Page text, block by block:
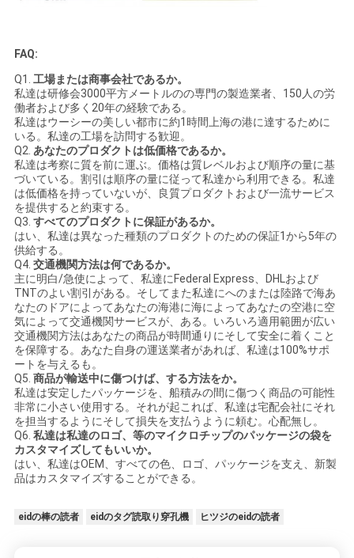
FAQ:
Q1. 工場または商事会社であるか。
私達は研修会3000平方メートルのの専門の製造業者、150人の労
働者および多く20年の経験である。
私達はウーシーの美しい都市に約1時間上海の港に達するために
いる。私達の工場を訪問する歓迎。
Q2. あなたのプロダクトは低価格であるか。
私達は考察に質を前に運ぶ。価格は質レベルおよび順序の量に基
づいている。割引は順序の量に従って私達から利用できる。私達
は低価格を持っていないが、良質プロダクトおよび一流サービス
を提供すると約束する。
Q3. すべてのプロダクトに保証があるか。
はい、私達は異なった種類のプロダクトのための保証1から5年の
供給する。
Q4. 交通機関方法は何であるか。
主に明白/急使によって、私達にFederal Express、DHLおよび
TNTのよい割引がある。そしてまた私達にへのまたは陸路で海あ
なたのドアによってあなたの海港に海によってあなたの空港に空
気によって交通機関サービスが、ある。いろいろ適用範囲が広い
交通機関方法はあなたの商品が時間通りにそして安全に着くこと
を保障する。あなた自身の運送業者があれば、私達は100%サポ
ートを与えるも。
Q5. 商品が輸送中に傷つけば、する方法をか。
私達は安定したパッケージを、船積みの間に傷つく商品の可能性
非常に小さい使用する。それが起これば、私達は宅配会社にそれ
を担当するようにそして損失を支払うように頼む。心配無し。
Q6. 私達は私達のロゴ、等のマイクロチップのパッケージの袋を
カスタマイズしてもいいか。
はい、私達はOEM、すべての色、ロゴ、パッケージを支え、新製
品はカスタマイズすることができる。
eidの棒の読者 eidのタグ読取り穿孔機 ヒツジのeidの読者